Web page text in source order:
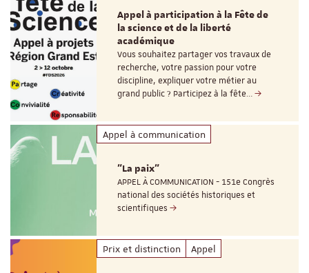
Appel à participation à la Fête de
la science et de la liberté
académique
Vous souhaitez partager vos travaux de
recherche, votre passion pour votre
discipline, expliquer votre métier au
grand public ? Participez à la fête…
Appel à communication
"La paix"
APPEL À COMMUNICATION - 151e Congrès
national des sociétés historiques et
scientifiques
Prix et distinction Appel